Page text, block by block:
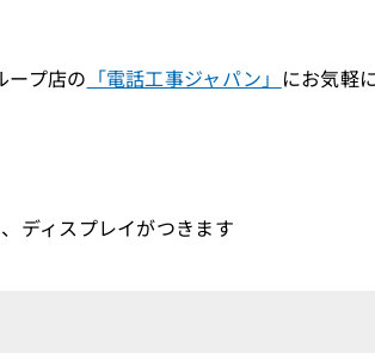
ープ店の 「電話工事ジャパン」 にお気軽
ディスプレイがつきます